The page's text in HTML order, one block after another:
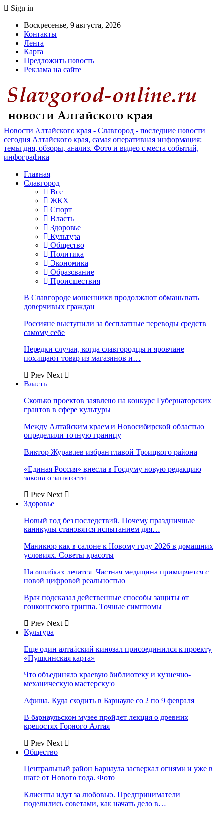
Sign in
Воскресенье, 9 августа, 2026
Контакты
Лента
Карта
Предложить новость
Реклама на сайте
Новости Алтайского края - Славгород - последние новости
сегодня Алтайского края, самая оперативная информация:
темы дня, обзоры, анализ. Фото и видео с места событий,
инфографика
Главная
Славгород
Все
ЖКХ
Спорт
Власть
Здоровье
Культура
Общество
Политика
Экономика
Образование
Происшествия
В Славгороде мошенники продолжают обманывать
доверчивых граждан
Россияне выступили за бесплатные переводы средств
самому себе
Нередки случаи, когда славгородцы и яровчане
похищают товар из магазинов и…
Prev Next
Власть
Сколько проектов заявлено на конкурс Губернаторских
грантов в сфере культуры
Между Алтайским краем и Новосибирской областью
определили точную границу
Виктор Журавлев избран главой Троицкого района
«Единая Россия» внесла в Госдуму новую редакцию
закона о занятости
Prev Next
Здоровье
Новый год без последствий. Почему праздничные
каникулы становятся испытанием для…
Маникюр как в салоне к Новому году 2026 в домашних
условиях. Советы красоты
На ошибках лечатся. Частная медицина примиряется с
новой цифровой реальностью
Врач подсказал действенные способы защиты от
гонконгского гриппа. Точные симптомы
Prev Next
Культура
Еще один алтайский кинозал присоединился к проекту
«Пушкинская карта»
Что объединяло краевую библиотеку и кузнечно-
механическую мастерскую
Афиша. Куда сходить в Барнауле со 2 по 9 февраля
В барнаульском музее пройдет лекция о древних
крепостях Горного Алтая
Prev Next
Общество
Центральный район Барнаула засверкал огнями и уже в
шаге от Нового года. Фото
Клиенты идут за любовью. Предприниматели
поделились советами, как начать дело в…